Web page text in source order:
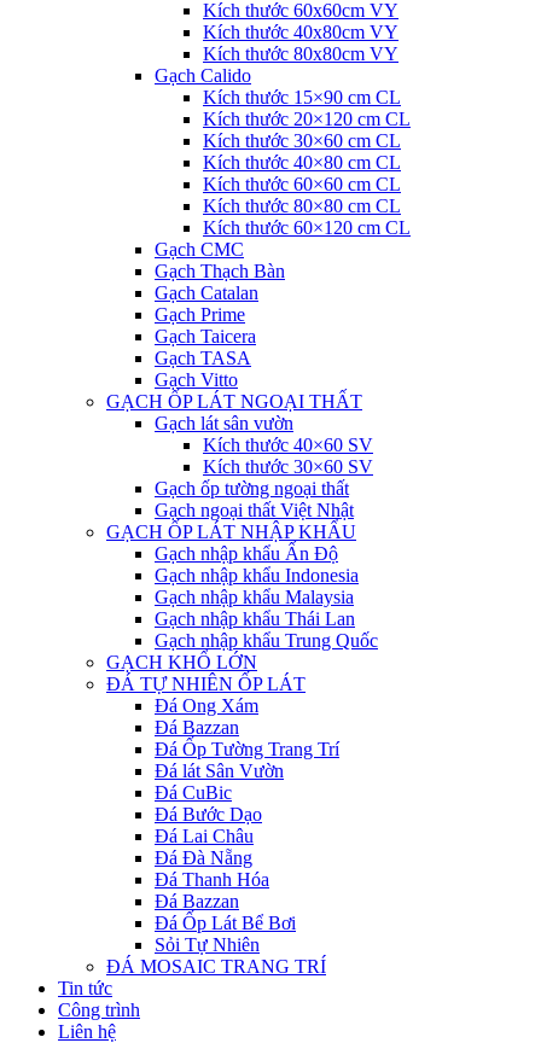
Kích thước 60x60cm VY
Kích thước 40x80cm VY
Kích thước 80x80cm VY
Gạch Calido
Kích thước 15×90 cm CL
Kích thước 20×120 cm CL
Kích thước 30×60 cm CL
Kích thước 40×80 cm CL
Kích thước 60×60 cm CL
Kích thước 80×80 cm CL
Kích thước 60×120 cm CL
Gạch CMC
Gạch Thạch Bàn
Gạch Catalan
Gạch Prime
Gạch Taicera
Gạch TASA
Gạch Vitto
GẠCH ỐP LÁT NGOẠI THẤT
Gạch lát sân vườn
Kích thước 40×60 SV
Kích thước 30×60 SV
Gạch ốp tường ngoại thất
Gạch ngoại thất Việt Nhật
GẠCH ỐP LÁT NHẬP KHẨU
Gạch nhập khẩu Ấn Độ
Gạch nhập khẩu Indonesia
Gạch nhập khẩu Malaysia
Gạch nhập khẩu Thái Lan
Gạch nhập khẩu Trung Quốc
GẠCH KHỔ LỚN
ĐÁ TỰ NHIÊN ỐP LÁT
Đá Ong Xám
Đá Bazzan
Đá Ốp Tường Trang Trí
Đá lát Sân Vườn
Đá CuBic
Đá Bước Dạo
Đá Lai Châu
Đá Đà Nẵng
Đá Thanh Hóa
Đá Bazzan
Đá Ốp Lát Bể Bơi
Sỏi Tự Nhiên
ĐÁ MOSAIC TRANG TRÍ
Tin tức
Công trình
Liên hệ